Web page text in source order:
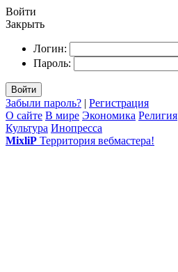
Войти
Закрыть
Логин:
Пароль:
Войти
Забыли пароль? | Регистрация
О сайте В мире Экономика Религия
Культура Инопресса
MixliP Территория вебмастера!